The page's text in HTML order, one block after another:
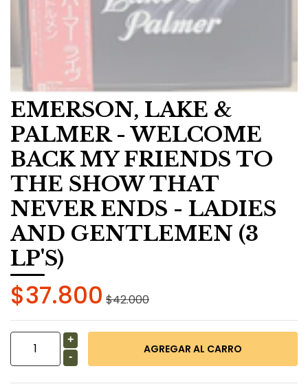
EMERSON, LAKE &
PALMER - WELCOME
BACK MY FRIENDS TO
THE SHOW THAT
NEVER ENDS - LADIES
AND GENTLEMEN (3
LP'S)
$37.800 $42.000
+
-